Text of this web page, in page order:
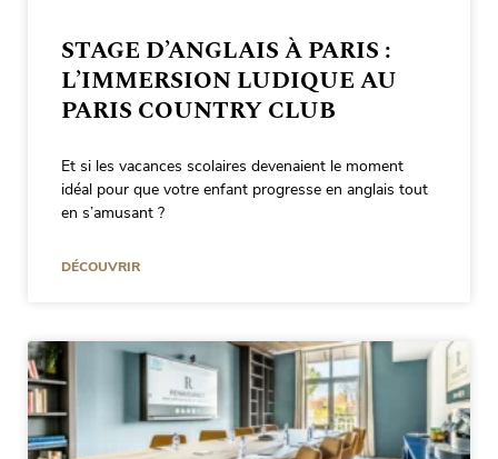
STAGE D’ANGLAIS À PARIS :
L’IMMERSION LUDIQUE AU
PARIS COUNTRY CLUB
Et si les vacances scolaires devenaient le moment
idéal pour que votre enfant progresse en anglais tout
en s’amusant ?
DÉCOUVRIR